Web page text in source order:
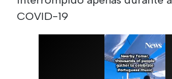
COVID-19